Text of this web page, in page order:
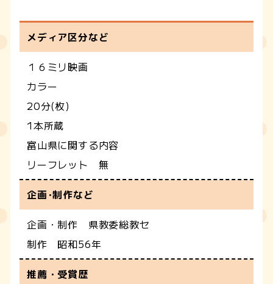
メディア区分など
１６ミリ映画
カラー
20分(枚)
1本所蔵
富山県に関する内容
リーフレット 無
企画･制作など
企画・制作 県教委総教セ
制作 昭和56年
推薦・受賞歴